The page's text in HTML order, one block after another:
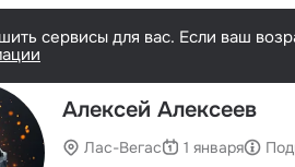
сервисы для вас. Если ваш
Алексей Алексеев
Лас-Вегас 1 января